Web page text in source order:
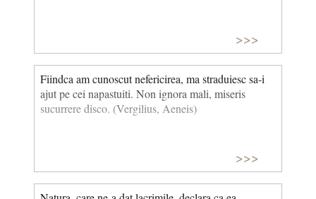
>>>
Fiindca am cunoscut nefericirea, ma straduiesc sa-i
ajut pe cei napastuiti. Non ignora mali, miseris
sucurrere disco. (Vergilius, Aeneis)
>>>